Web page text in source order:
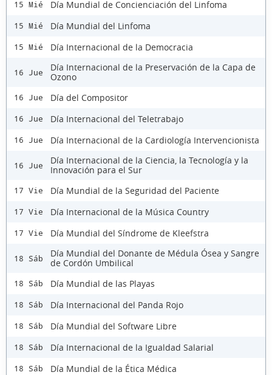
15 Mié Día Mundial de Concienciación del Linfoma
15 Mié Día Mundial del Linfoma
15 Mié Día Internacional de la Democracia
16 Jue
Día Internacional de la Preservación de la Capa de
Ozono
16 Jue Día del Compositor
16 Jue Día Internacional del Teletrabajo
16 Jue Día Internacional de la Cardiología Intervencionista
16 Jue
Día Internacional de la Ciencia, la Tecnología y la
Innovación para el Sur
17 Vie Día Mundial de la Seguridad del Paciente
17 Vie Día Internacional de la Música Country
17 Vie Día Mundial del Síndrome de Kleefstra
18 Sáb
Día Mundial del Donante de Médula Ósea y Sangre
de Cordón Umbilical
18 Sáb Día Mundial de las Playas
18 Sáb Día Internacional del Panda Rojo
18 Sáb Día Mundial del Software Libre
18 Sáb Día Internacional de la Igualdad Salarial
18 Sáb Día Mundial de la Ética Médica